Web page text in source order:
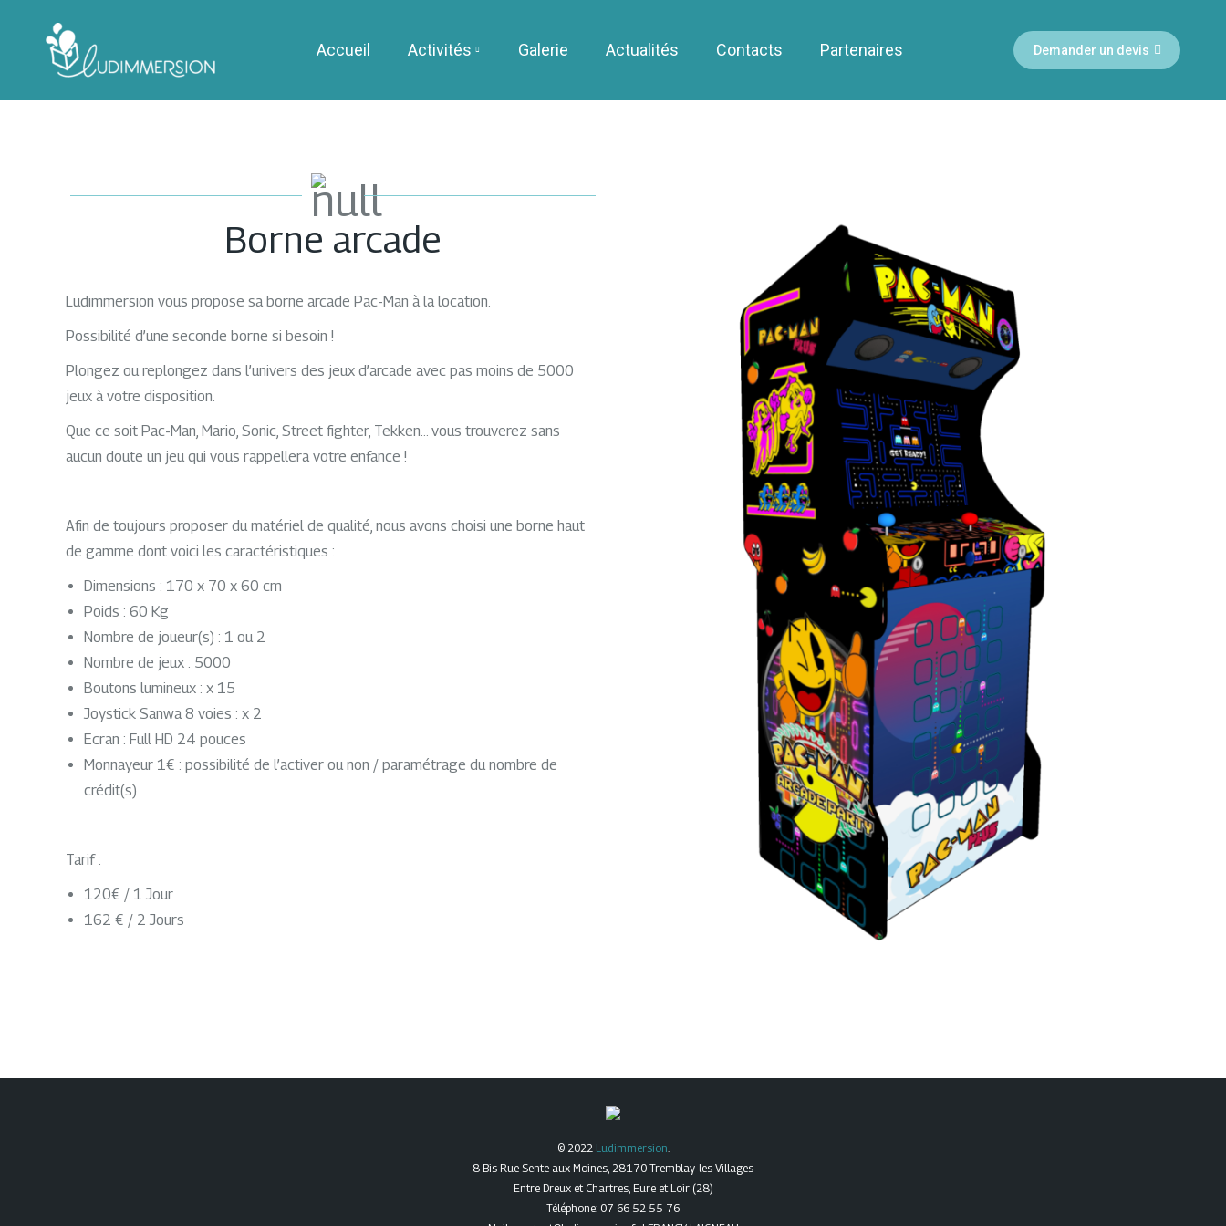
Accueil Activités Galerie Actualités Contacts Partenaires Demander un devis
Borne arcade
Ludimmersion vous propose sa borne arcade Pac-Man à la location.
Possibilité d’une seconde borne si besoin !
Plongez ou replongez dans l’univers des jeux d’arcade avec pas moins de 5000
jeux à votre disposition.
Que ce soit Pac-Man, Mario, Sonic, Street fighter, Tekken… vous trouverez sans
aucun doute un jeu qui vous rappellera votre enfance !
Afin de toujours proposer du matériel de qualité, nous avons choisi une borne haut
de gamme dont voici les caractéristiques :
Dimensions : 170 x 70 x 60 cm
Poids : 60 Kg
Nombre de joueur(s) : 1 ou 2
Nombre de jeux : 5000
Boutons lumineux : x 15
Joystick Sanwa 8 voies : x 2
Ecran : Full HD 24 pouces
Monnayeur 1€ : possibilité de l’activer ou non / paramétrage du nombre de
crédit(s)
Tarif :
120€ / 1 Jour
162 € / 2 Jours
© 2022 Ludimmersion.
8 Bis Rue Sente aux Moines, 28170 Tremblay-les-Villages
Entre Dreux et Chartres, Eure et Loir (28)
Téléphone: 07 66 52 55 76